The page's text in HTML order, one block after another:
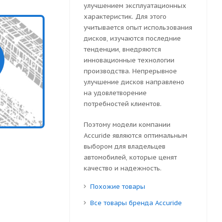
улучшением эксплуатационных
характеристик. Для этого
учитывается опыт использования
дисков, изучаются последние
тенденции, внедряются
инновационные технологии
производства. Непрерывное
улучшение дисков направлено
на удовлетворение
потребностей клиентов.
Поэтому модели компании
Accuride являются оптимальным
выбором для владельцев
автомобилей, которые ценят
качество и надежность.
Похожие товары
Все товары бренда Accuride